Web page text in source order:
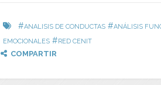
#ANALISIS DE CONDUCTAS #ANÁLISIS
EMOCIONALES #RED CENIT
COMPARTIR